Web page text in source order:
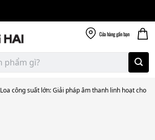
Cửa hànggần bạn
Loa công suất lớn: Giải pháp âm thanh linh hoạt cho